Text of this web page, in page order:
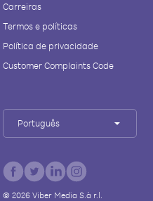
Carreiras
Termos e políticas
Política de privacidade
Customer Complaints Code
Português
© 2026Viber Media S.à r.l.